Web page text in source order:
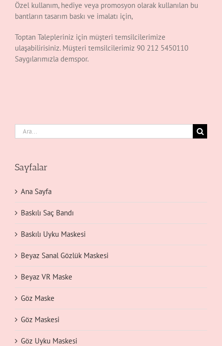
Özel kullanım, hediye veya promosyon olarak kullanılan bu
bantların tasarım baskı ve imalatı için,
Toptan Talepleriniz için müşteri temsilcilerimize
ulaşabilirisiniz. Müşteri temsilcilerimiz 90 212 5450110
Saygılarımızla demspor.
Ara:
Sayfalar
Ana Sayfa
Baskılı Saç Bandı
Baskılı Uyku Maskesi
Beyaz Sanal Gözlük Maskesi
Beyaz VR Maske
Göz Maske
Göz Maskesi
Göz Uyku Maskesi